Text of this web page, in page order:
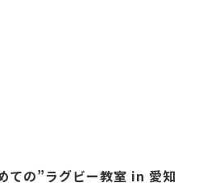
の”ラグビー教室 in 愛知